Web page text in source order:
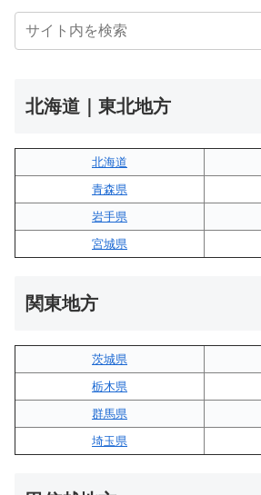
北海道｜東北地方
北海道
青森県
岩手県
宮城県
関東地方
茨城県
栃木県
群馬県
埼玉県